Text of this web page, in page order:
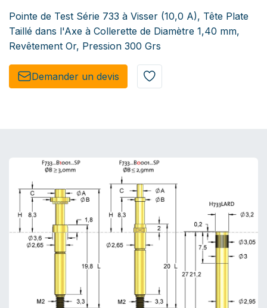
Pointe de Test Série 733 à Visser (10,0 A), Tête Plate
Taillé dans l'Axe à Collerette de Diamètre 1,40 mm,
Revêtement Or, Pression 300 Grs
Demander un de​​vis​​